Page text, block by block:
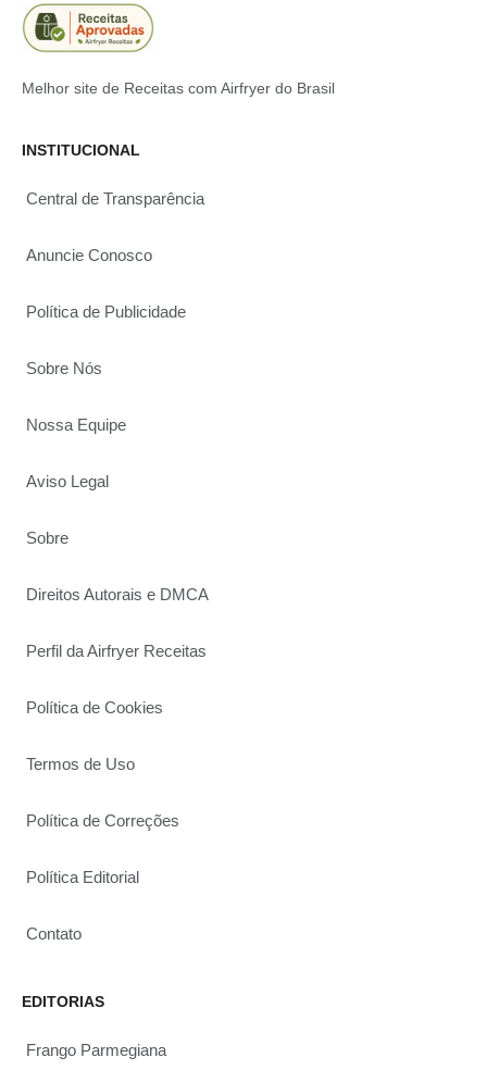
Melhor site de Receitas com Airfryer do Brasil
INSTITUCIONAL
Central de Transparência
Anuncie Conosco
Política de Publicidade
Sobre Nós
Nossa Equipe
Aviso Legal
Sobre
Direitos Autorais e DMCA
Perfil da Airfryer Receitas
Política de Cookies
Termos de Uso
Política de Correções
Política Editorial
Contato
EDITORIAS
Frango Parmegiana